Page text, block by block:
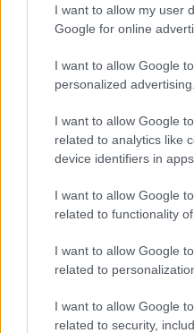
I want to allow my user
Google for online
I want to allow Google
personalized advertising.
I want to allow Google
related to analytics like
device identifiers in apps.
I want to allow Google
related to functionality
I want to allow Google
related to
I want to allow Google
related to security,
Ακολουθήστε
news
και
τις τάσεις της
Οι μαμάκηδες του
συνήθως κολλημένα